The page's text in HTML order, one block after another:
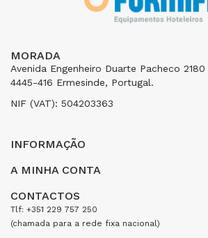
MORADA
Avenida Engenheiro Duarte Pacheco 2180
4445-416 Ermesinde, Portugal.
NIF (VAT): 504203363
INFORMAÇÃO
A MINHA CONTA
CONTACTOS
Tlf: +351 229 757 250
(chamada para a rede fixa nacional)